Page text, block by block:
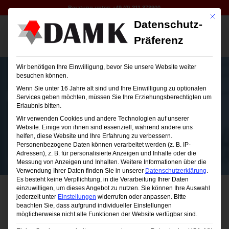
Beratung unter:+49 (0) 211 373900
Marketing Grundlagen
Doris Landsecker
Mit
Datenschutz-
Präferenz
Wir benötigen Ihre Einwilligung, bevor Sie unsere Website weiter
besuchen können.
Wenn Sie unter 16 Jahre alt sind und Ihre Einwilligung zu optionalen
Services geben möchten, müssen Sie Ihre Erziehungsberechtigten um
Erlaubnis bitten.
Wir verwenden Cookies und andere Technologien auf unserer
Website. Einige von ihnen sind essenziell, während andere uns
helfen, diese Website und Ihre Erfahrung zu verbessern.
Personenbezogene Daten können verarbeitet werden (z. B. IP-
Adressen), z. B. für personalisierte Anzeigen und Inhalte oder die
Messung von Anzeigen und Inhalten. Weitere Informationen über die
Verwendung Ihrer Daten finden Sie in unserer Datenschutzerklärung.
Es besteht keine Verpflichtung, in die Verarbeitung Ihrer Daten
einzuwilligen, um dieses Angebot zu nutzen. Sie können Ihre Auswahl
jederzeit unter Einstellungen widerrufen oder anpassen. Bitte
beachten Sie, dass aufgrund individueller Einstellungen
möglicherweise nicht alle Funktionen der Website verfügbar sind.